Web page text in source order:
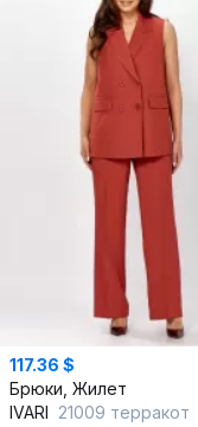
117.36 $
Брюки, Жилет
IVARI 21009 терракот